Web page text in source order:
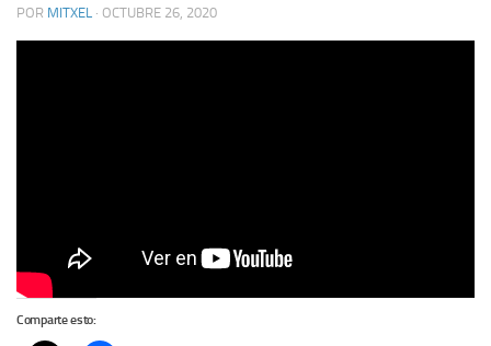
POR MITXEL · OCTUBRE 26, 2020
Comparte esto: